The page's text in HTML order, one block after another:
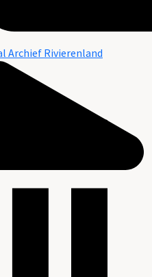
Archief Rivierenland